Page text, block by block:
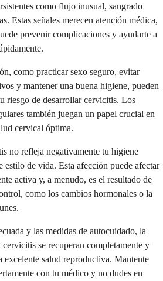
como flujo inusual, sangrado
Estas señales merecen atención médica,
prevenir complicaciones y ayudarte a
como practicar sexo seguro, evitar
y mantener una buena higiene, pueden
riesgo de desarrollar cervicitis. Los
también juegan un papel crucial en
cervical óptima.
no refleja negativamente tu higiene
estilo de vida. Esta afección puede afectar
activa y, a menudo, es el resultado de
como los cambios hormonales o la
y las medidas de autocuidado, la
se recuperan completamente y
excelente salud reproductiva. Mantente
con tu médico y no dudes en